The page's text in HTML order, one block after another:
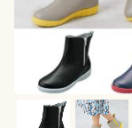
大きいサイズ 事務
カタログ・チ
デジタルカタロ
カタログ無料プ